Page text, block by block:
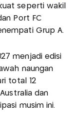
seperti wakil
Port FC
Grup A.
menjadi edisi
naungan
total 12
dan
musim ini.